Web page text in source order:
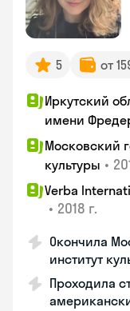
5 от
Иркутский
имени
Московский
культуры •
Verba
• 2018 г.
Окончила
институт
Проходила